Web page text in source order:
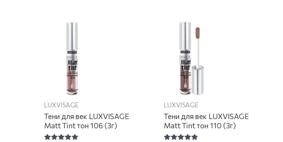
LUXVISAGE
Тени для век LUXVISAGE
Matt Tint тон 106 (3г)
LUXVISAGE
Тени для век LUXVISAGE
Matt Tint тон 110 (3г)